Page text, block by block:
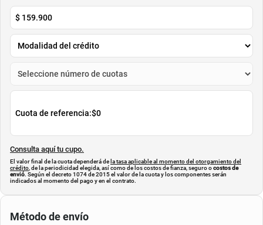
$ 159.900
Cuota de referencia:$0
Consulta aquí tu cupo.
El valor final de la cuota dependerá de la tasa aplicable al momento del otorgamiento del
crédito , de la periodicidad elegida, así como de los costos de fianza, seguro ocostos de
envió. Según el decreto 1074 de 2015 el valor de la cuota y los componentes serán
indicados al momento del pago y en el contrato.
Método de envío